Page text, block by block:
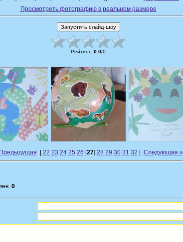
Просмотреть фотографию в реальном размере
Рейтинг: 0.0/0
22 23 24 25 26 [27] 28 29 30 31 32 Следующая »
0